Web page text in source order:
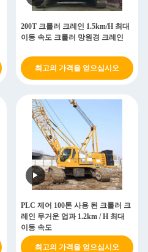
200T 크롤러 크레인 1.5km/H 최대
이동 속도 크롤러 망원경 크레인
최고의 가격을 얻으십시오
PLC 제어 100톤 사용 된 크롤러 크
레인 무거운 업과 1.2km / H 최대
이동 속도
최고의 가격을 얻으십시오